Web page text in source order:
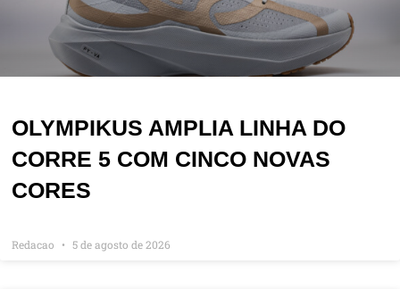
OLYMPIKUS AMPLIA LINHA DO
CORRE 5 COM CINCO NOVAS
CORES
Redacao 5 de agosto de 2026